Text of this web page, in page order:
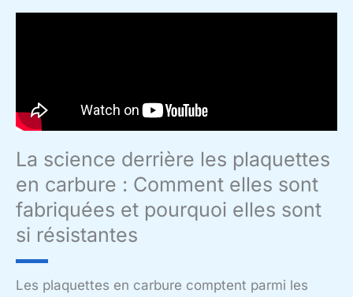
La science derrière les plaquettes
en carbure : Comment elles sont
fabriquées et pourquoi elles sont
si résistantes
Les plaquettes en carbure comptent parmi les